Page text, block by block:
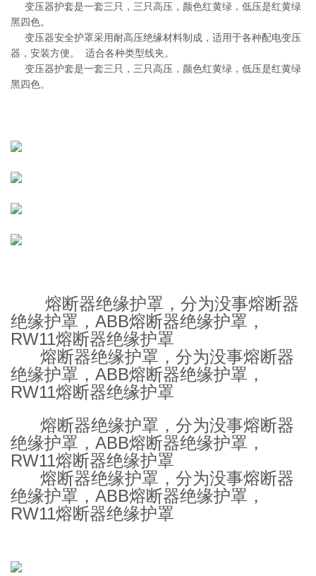
变压器护套是一套三只，三只高压，颜色红黄绿，低压是红黄绿
黑四色。
变压器安全护罩采用耐高压绝缘材料制成，适用于各种配电变压
器，安装方便。 适合各种类型线夹。
变压器护套是一套三只，三只高压，颜色红黄绿，低压是红黄绿
黑四色。
熔断器绝缘护罩，分为没事熔断器
绝缘护罩，ABB熔断器绝缘护罩，
RW11熔断器绝缘护罩
熔断器绝缘护罩，分为没事熔断器
绝缘护罩，ABB熔断器绝缘护罩，
RW11熔断器绝缘护罩
熔断器绝缘护罩，分为没事熔断器
绝缘护罩，ABB熔断器绝缘护罩，
RW11熔断器绝缘护罩
熔断器绝缘护罩，分为没事熔断器
绝缘护罩，ABB熔断器绝缘护罩，
RW11熔断器绝缘护罩